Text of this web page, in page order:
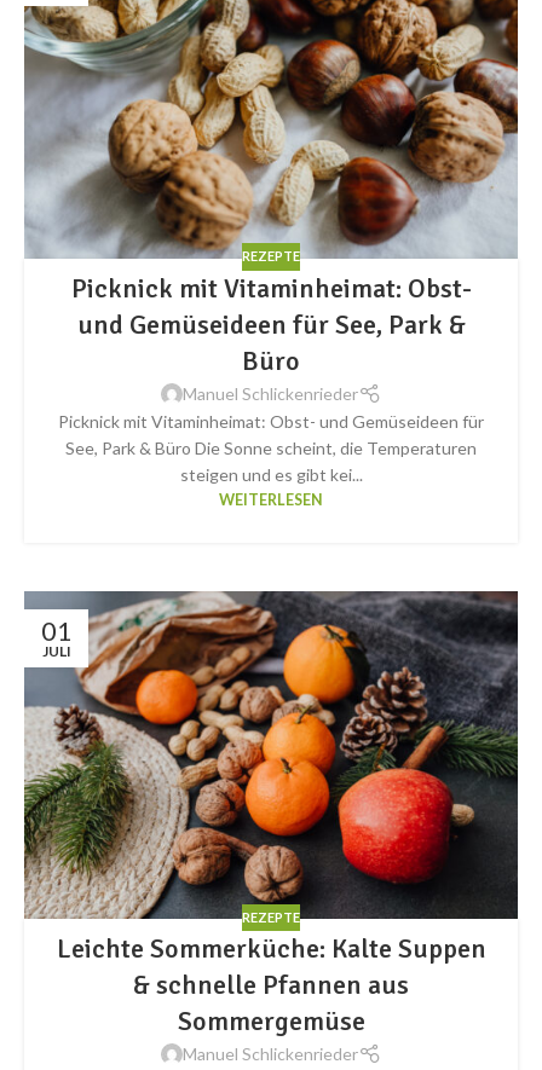
REZEPTE
Picknick mit Vitaminheimat: Obst-
und Gemüseideen für See, Park &
Büro
Manuel Schlickenrieder
Picknick mit Vitaminheimat: Obst- und Gemüseideen für
See, Park & Büro Die Sonne scheint, die Temperaturen
steigen und es gibt kei...
WEITERLESEN
01
JULI
REZEPTE
Leichte Sommerküche: Kalte Suppen
& schnelle Pfannen aus
Sommergemüse
Manuel Schlickenrieder